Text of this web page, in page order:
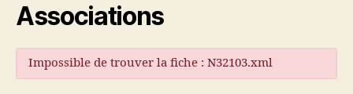
Associations
Impossible de trouver la fiche : N32103.xml